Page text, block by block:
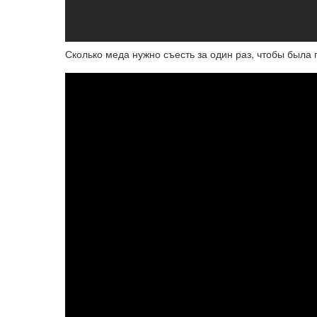
Сколько меда нужно съесть за один раз, чтобы была